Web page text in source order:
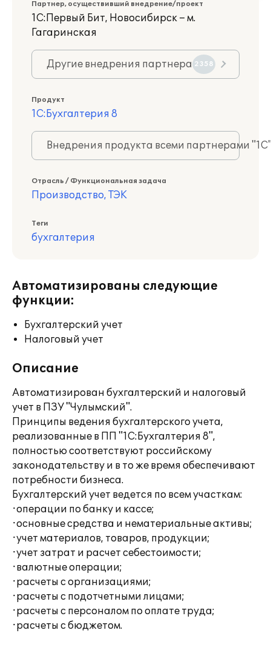
Партнер, осуществивший внедрение/проект
1С:Первый Бит, Новосибирск – м.
Гагаринская
Другие внедрения партнера 2358
Продукт
1С:Бухгалтерия 8
Внедрения продукта всеми партнерами
Отрасль / Функциональная задача
Производство, ТЭК
Теги
бухгалтерия
Автоматизированы следующие
функции:
Бухгалтерский учет
Налоговый учет
Описание
Автоматизирован бухгалтерский и налоговый
учет в ПЗУ "Чулымский".
Принципы ведения бухгалтерского учета,
реализованные в ПП "1С:Бухгалтерия 8",
полностью соответствуют российскому
законодательству и в то же время обеспечивают
потребности бизнеса.
Бухгалтерский учет ведется по всем участкам:
·операции по банку и кассе;
·основные средства и нематериальные активы;
·учет материалов, товаров, продукции;
·учет затрат и расчет себестоимости;
·валютные операции;
·расчеты с организациями;
·расчеты с подотчетными лицами;
·расчеты с персоналом по оплате труда;
·расчеты с бюджетом.